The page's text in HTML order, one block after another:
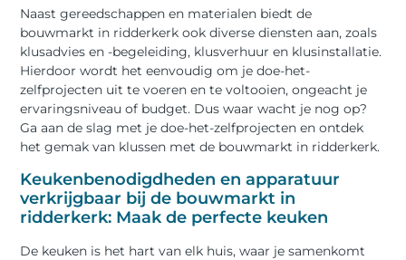
Naast gereedschappen en materialen biedt de
bouwmarkt in ridderkerk ook diverse diensten aan, zoals
klusadvies en -begeleiding, klusverhuur en klusinstallatie.
Hierdoor wordt het eenvoudig om je doe-het-
zelfprojecten uit te voeren en te voltooien, ongeacht je
ervaringsniveau of budget. Dus waar wacht je nog op?
Ga aan de slag met je doe-het-zelfprojecten en ontdek
het gemak van klussen met de bouwmarkt in ridderkerk.
Keukenbenodigdheden en apparatuur
verkrijgbaar bij de bouwmarkt in
ridderkerk: Maak de perfecte keuken
De keuken is het hart van elk huis, waar je samenkomt